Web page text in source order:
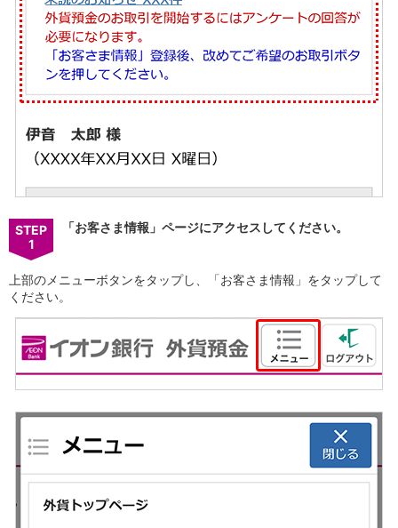
NISA
金銭信託
金銭信託のしくみ
取扱商品一覧
iDeCo・国民年金基金
iDeCo（個人型確定拠出年金）
国民年金基金
ロボアドバイザークラウドファンディング
WealthNavi for イオン銀行（ロボアドバイザー）
funds
ローン
住宅ローン
新規お借入れの方
お借換えの方
フラット35
リ・バース60
カードローン
目的別ローン
保険TOP
個人年金保険
医療保険
がん保険
就業不能保険
STEP
1
「お客さま情報」ページにアクセスしてください。
上部のメニューボタンをタップし、「お客さま情報」をタップして
ください。